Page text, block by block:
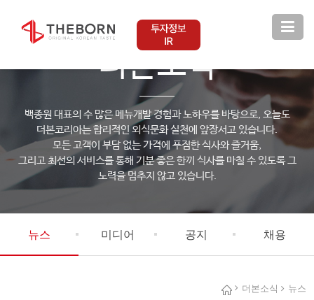
THEBORN KOREA
더본소식
백종원 대표의 수 많은 메뉴개발 경험과 노하우를 바탕으로, 오늘도
더본코리아는 합리적인 외식문화 실천에 앞장서고 있습니다.
모든 고객이 부담 없는 가격에 푸짐한 식사와 즐거움,
그리고 최선의 서비스를 통해 기분 좋은 한끼 식사를 마칠 수 있도록 그
노력을 멈추지 않고 있습니다.
뉴스 미디어 공지 채용
더본소식 뉴스